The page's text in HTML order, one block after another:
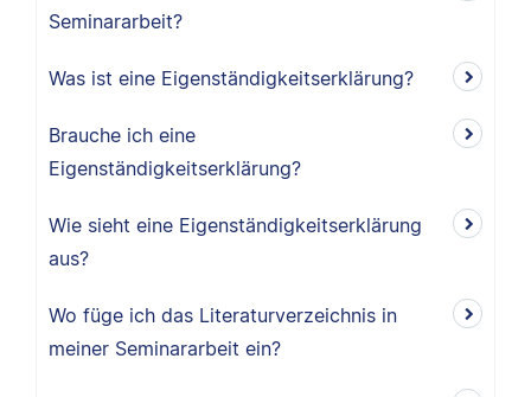
Seminararbeit?
Was ist eine Eigenständigkeitserklärung?
Brauche ich eine
Eigenständigkeitserklärung?
Wie sieht eine Eigenständigkeitserklärung
aus?
Wo füge ich das Literaturverzeichnis in
meiner Seminararbeit ein?